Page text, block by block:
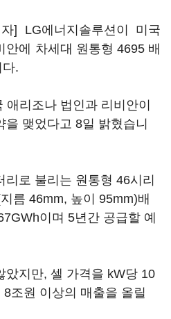
] LG에너지솔루션이 미국
안에 차세대 원통형 4695 배
.
리조나 법인과 리비안이
맺었다고 8일 밝혔습니
로 불리는 원통형 46시리
름 46mm, 높이 95mm)배
이며 5년간 공급할 예
았지만, 셀 가격을 kW당 10
조원 이상의 매출을 올릴